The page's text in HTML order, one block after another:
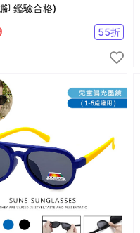
鑑驗合格)
55折